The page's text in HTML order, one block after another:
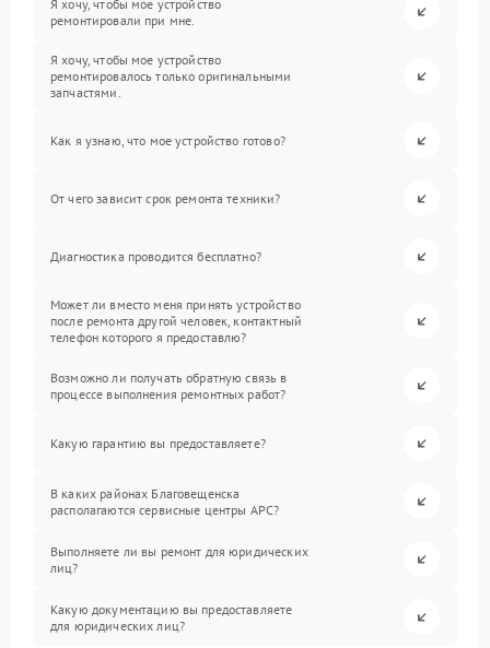
Я хочу, чтобы мое устройство
ремонтировали при мне.
Я хочу, чтобы мое устройство
ремонтировалось только оригинальными
запчастями.
Как я узнаю, что мое устройство готово?
От чего зависит срок ремонта техники?
Диагностика проводится бесплатно?
Может ли вместо меня принять устройство
после ремонта другой человек, контактный
телефон которого я предоставлю?
Возможно ли получать обратную связь в
процессе выполнения ремонтных работ?
Какую гарантию вы предоставляете?
В каких районах Благовещенска
располагаются сервисные центры APC?
Выполняете ли вы ремонт для юридических
лиц?
Какую документацию вы предоставляете
для юридических лиц?